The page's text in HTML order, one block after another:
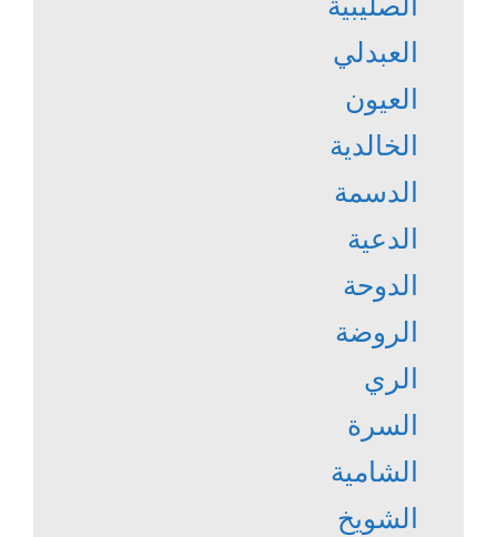
العبدلي
العيون
الخالدية
الدسمة
الدعية
الدوحة
الروضة
الري
السرة
الشامية
الشويخ